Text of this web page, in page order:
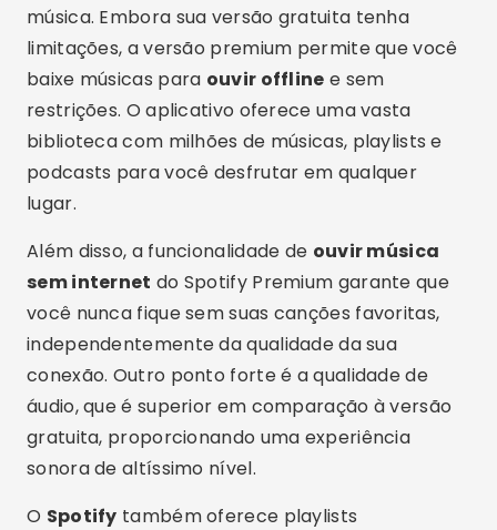
música. Embora sua versão gratuita tenha
limitações, a versão premium permite que você
baixe músicas para ouvir offline e sem
restrições. O aplicativo oferece uma vasta
biblioteca com milhões de músicas, playlists e
podcasts para você desfrutar em qualquer
lugar.
Além disso, a funcionalidade de ouvir música
sem internet do Spotify Premium garante que
você nunca fique sem suas canções favoritas,
independentemente da qualidade da sua
conexão. Outro ponto forte é a qualidade de
áudio, que é superior em comparação à versão
gratuita, proporcionando uma experiência
sonora de altíssimo nível.
O Spotify também oferece playlists